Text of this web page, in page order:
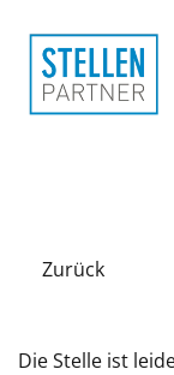
Zurück
Die Stelle ist